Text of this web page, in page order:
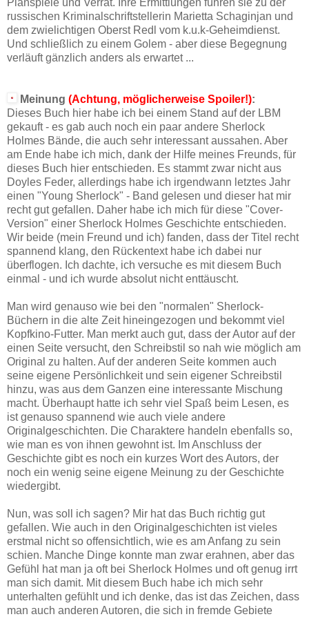
Planspiele und Verrat. Ihre Ermittlungen führen sie zu der
russischen Kriminalschriftstellerin Marietta Schaginjan und
dem zwielichtigen Oberst Redl vom k.u.k-Geheimdienst.
Und schließlich zu einem Golem - aber diese Begegnung
verläuft gänzlich anders als erwartet ...
Meinung (Achtung, möglicherweise Spoiler!):
Dieses Buch hier habe ich bei einem Stand auf der LBM
gekauft - es gab auch noch ein paar andere Sherlock
Holmes Bände, die auch sehr interessant aussahen. Aber
am Ende habe ich mich, dank der Hilfe meines Freunds, für
dieses Buch hier entschieden. Es stammt zwar nicht aus
Doyles Feder, allerdings habe ich irgendwann letztes Jahr
einen "Young Sherlock" - Band gelesen und dieser hat mir
recht gut gefallen. Daher habe ich mich für diese "Cover-
Version" einer Sherlock Holmes Geschichte entschieden.
Wir beide (mein Freund und ich) fanden, dass der Titel recht
spannend klang, den Rückentext habe ich dabei nur
überflogen. Ich dachte, ich versuche es mit diesem Buch
einmal - und ich wurde absolut nicht enttäuscht.
Man wird genauso wie bei den "normalen" Sherlock-
Büchern in die alte Zeit hineingezogen und bekommt viel
Kopfkino-Futter. Man merkt auch gut, dass der Autor auf der
einen Seite versucht, den Schreibstil so nah wie möglich am
Original zu halten. Auf der anderen Seite kommen auch
seine eigene Persönlichkeit und sein eigener Schreibstil
hinzu, was aus dem Ganzen eine interessante Mischung
macht. Überhaupt hatte ich sehr viel Spaß beim Lesen, es
ist genauso spannend wie auch viele andere
Originalgeschichten. Die Charaktere handeln ebenfalls so,
wie man es von ihnen gewohnt ist. Im Anschluss der
Geschichte gibt es noch ein kurzes Wort des Autors, der
noch ein wenig seine eigene Meinung zu der Geschichte
wiedergibt.
Nun, was soll ich sagen? Mir hat das Buch richtig gut
gefallen. Wie auch in den Originalgeschichten ist vieles
erstmal nicht so offensichtlich, wie es am Anfang zu sein
schien. Manche Dinge konnte man zwar erahnen, aber das
Gefühl hat man ja oft bei Sherlock Holmes und oft genug irrt
man sich damit. Mit diesem Buch habe ich mich sehr
unterhalten gefühlt und ich denke, das ist das Zeichen, dass
man auch anderen Autoren, die sich in fremde Gebiete